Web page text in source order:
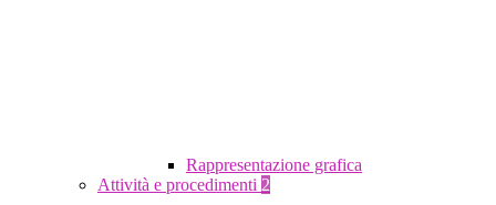
Rappresentazione grafica
Attività e procedimenti 2